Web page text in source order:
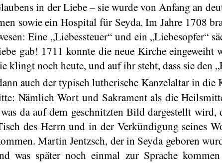
in der Liebe – sie wurde von Anfang an
sowie ein Hospital für Seyda. Im Jahre 1708
Eine „Liebessteuer“ und ein „Liebesopfer“
gab! 1711 konnte die neue Kirche
klingt noch heute, und auf ihr steht, dass sie den „
auch der typisch lutherische Kanzelaltar in
Nämlich Wort und Sakrament als die
da auf dem geschnitzten Bild dargestellt
des Herrn und in der Verkündigung seines
Martin Jentzsch, der in Seyda geboren
was später noch einmal zur Sprache